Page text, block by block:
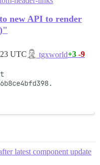
new API to render
UTC tgxworld+3 -9
latest component update